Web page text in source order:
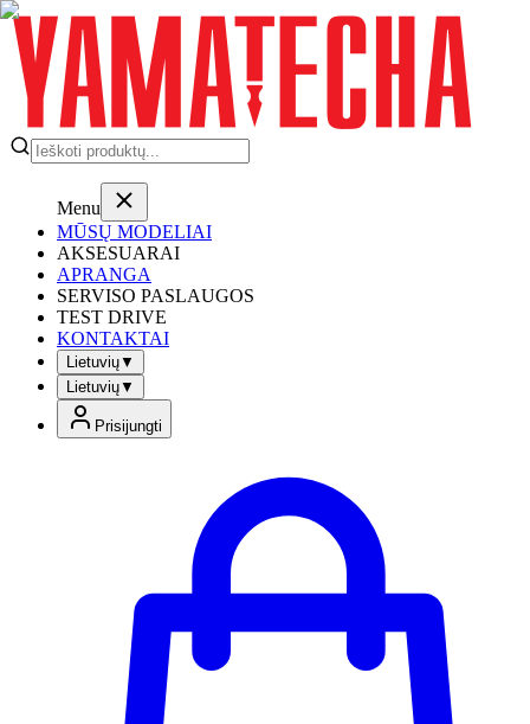
Menu
MŪSŲ MODELIAI
AKSESUARAI
APRANGA
SERVISO PASLAUGOS
TEST DRIVE
KONTAKTAI
Lietuvių▼
Lietuvių▼
Prisijungti